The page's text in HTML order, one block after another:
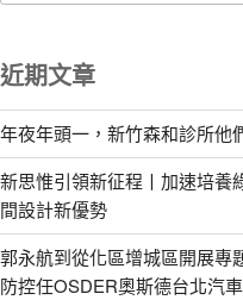
近期文章
年夜年頭一，新竹森和診所他
新思惟引領新征程丨加速培養
間設計新優勢
郭永航到從化區增城區開展專
防控任OSDER奧斯德台北汽